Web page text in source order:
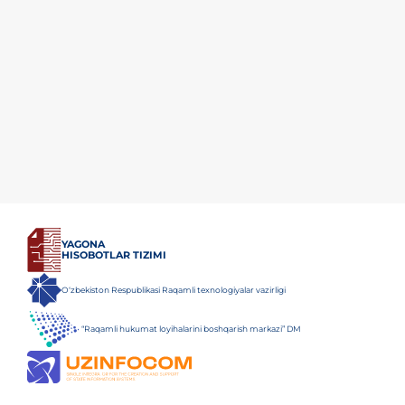
YAGONA
HISOBOTLAR TIZIMI
O‘zbekiston Respublikasi Raqamli texnologiyalar vazirligi
“Raqamli hukumat loyihalarini boshqarish markazi” DM